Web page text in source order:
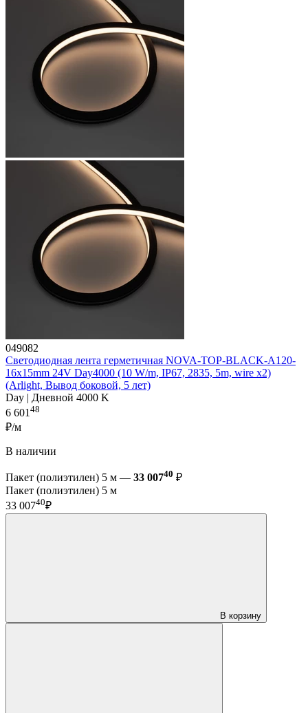
049082
Светодиодная лента герметичная NOVA-TOP-BLACK-A120-
16x15mm 24V Day4000 (10 W/m, IP67, 2835, 5m, wire x2)
(Arlight, Вывод боковой, 5 лет)
Day | Дневной 4000 K
6 601 48
₽/м
В наличии
Пакет (полиэтилен) 5 м — 33 00740 ₽
Пакет (полиэтилен) 5 м
33 00740₽
В корзину